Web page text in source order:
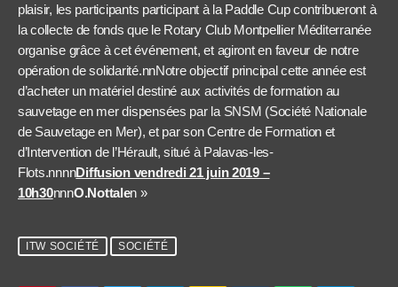
plaisir, les participants participant à la Paddle Cup contribueront à
la collecte de fonds que le Rotary Club Montpellier Méditerranée
organise grâce à cet événement, et agiront en faveur de notre
opération de solidarité.nnNotre objectif principal cette année est
d’acheter un matériel destiné aux activités de formation au
sauvetage en mer dispensées par la SNSM (Société Nationale
de Sauvetage en Mer), et par son Centre de Formation et
d’Intervention de l’Hérault, situé à Palavas-les-
Flots.nnnnDiffusion vendredi 21 juin 2019 –
10h30nnnO.Nottalen »
ITW SOCIÉTÉ SOCIÉTÉ